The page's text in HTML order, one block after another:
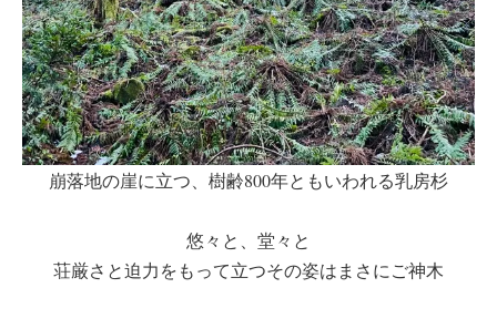
崩落地の崖に立つ、樹齢800年ともいわれる乳房杉
悠々と、堂々と
荘厳さと迫力をもって立つその姿はまさにご神木